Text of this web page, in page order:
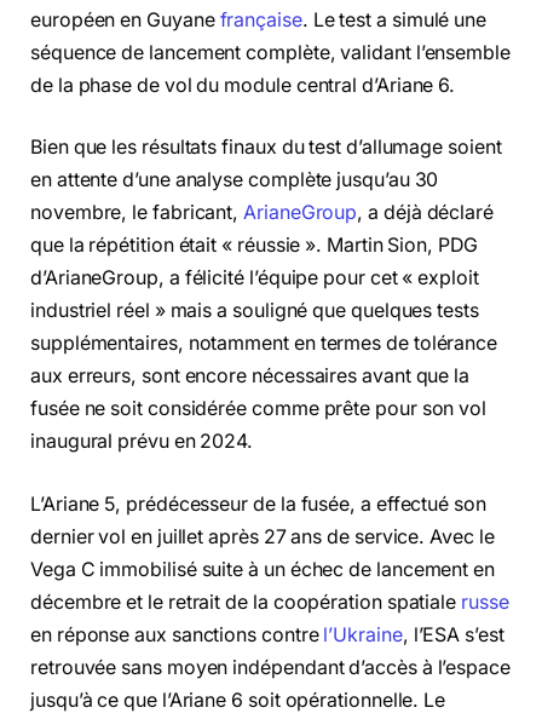
européen en Guyane française. Le test a simulé une
séquence de lancement complète, validant l’ensemble
de la phase de vol du module central d’Ariane 6.
Bien que les résultats finaux du test d’allumage soient
en attente d’une analyse complète jusqu’au 30
novembre, le fabricant,ArianeGroup, a déjà déclaré
que la répétition était « réussie ». Martin Sion, PDG
d’ArianeGroup, a félicité l’équipe pour cet « exploit
industriel réel » mais a souligné que quelques tests
supplémentaires, notamment en termes de tolérance
aux erreurs, sont encore nécessaires avant que la
fusée ne soit considérée comme prête pour son vol
inaugural prévu en 2024.
L’Ariane 5, prédécesseur de la fusée, a effectué son
dernier vol en juillet après 27 ans de service. Avec le
Vega C immobilisé suite à un échec de lancement en
décembre et le retrait de la coopération spatiale russe
en réponse aux sanctions contre l’Ukraine, l’ESA s’est
retrouvée sans moyen indépendant d’accès à l’espace
jusqu’à ce que l’Ariane 6 soit opérationnelle. Le